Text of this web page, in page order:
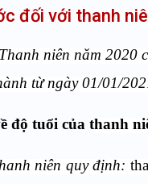
đối với thanh
niên năm 2020
từ ngày 01/01/
độ tuổi của thanh
niên quy định: